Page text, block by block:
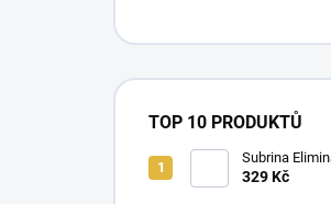
TOP 10 PRODUKTŮ
Subrina
odstraňovač
329 Kč